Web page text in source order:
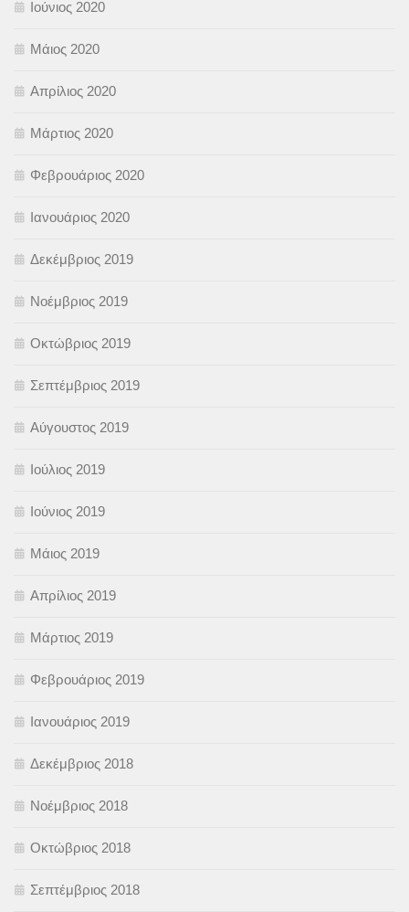
Ιούνιος 2020
Μάιος 2020
Απρίλιος 2020
Μάρτιος 2020
Φεβρουάριος 2020
Ιανουάριος 2020
Δεκέμβριος 2019
Νοέμβριος 2019
Οκτώβριος 2019
Σεπτέμβριος 2019
Αύγουστος 2019
Ιούλιος 2019
Ιούνιος 2019
Μάιος 2019
Απρίλιος 2019
Μάρτιος 2019
Φεβρουάριος 2019
Ιανουάριος 2019
Δεκέμβριος 2018
Νοέμβριος 2018
Οκτώβριος 2018
Σεπτέμβριος 2018